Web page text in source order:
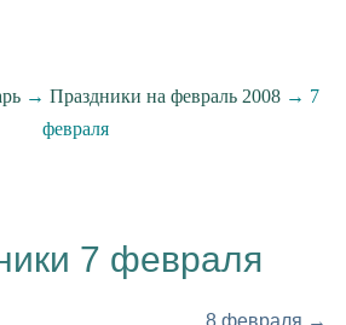
→ Праздники на февраль 2008 → 7
февраля
7 февраля
8 февраля →